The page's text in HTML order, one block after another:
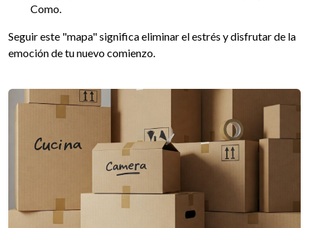
Como.
Seguir este "mapa" significa eliminar el estrés y disfrutar de la
emoción de tu nuevo comienzo.